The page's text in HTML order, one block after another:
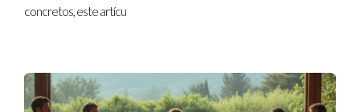
concretos, este artícu